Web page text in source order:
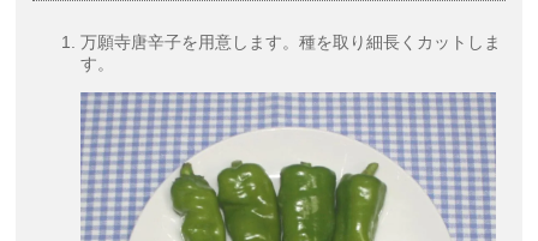
万願寺唐辛子を用意します。種を取り細長くカットしま
す。